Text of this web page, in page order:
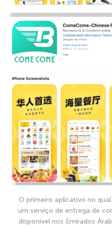
O primeiro aplicativo no
um serviço de entrega de
disponível nos Emirados